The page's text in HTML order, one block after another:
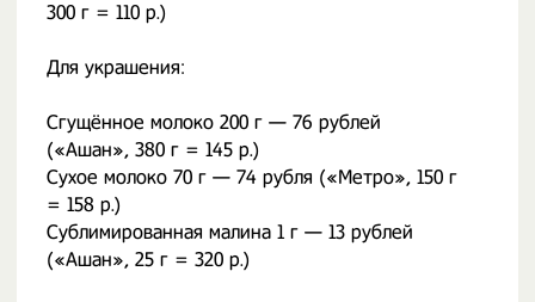
300 г = 110 р.)
Для украшения:
Сгущённое молоко 200 г — 76 рублей
(«Ашан», 380 г = 145 р.)
Сухое молоко 70 г — 74 рубля («Метро», 150 г
= 158 р.)
Сублимированная малина 1 г — 13 рублей
(«Ашан», 25 г = 320 р.)